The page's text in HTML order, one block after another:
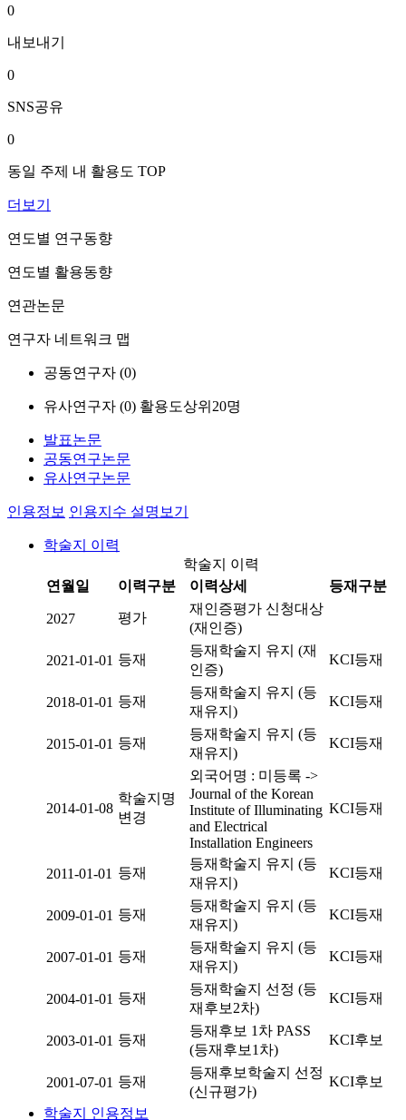
0
내보내기
0
SNS공유
0
동일 주제 내 활용도 TOP
더보기
연도별 연구동향
연도별 활용동향
연관논문
연구자 네트워크 맵
공동연구자 (0)
유사연구자 (0) 활용도상위20명
발표논문
공동연구논문
유사연구논문
인용정보 인용지수 설명보기
학술지 이력
학술지 이력
연월일
이력구분 이력상세 등재구분
2027 평가
재인증평가 신청대상
(재인증)
2021-01-01 등재
등재학술지 유지 (재
인증)
KCI등재
2018-01-01 등재
등재학술지 유지 (등
재유지)
KCI등재
2015-01-01 등재
등재학술지 유지 (등
재유지)
KCI등재
2014-01-08
학술지명
변경
외국어명 : 미등록 ->
Journal of the Korean
Institute of Illuminating
and Electrical
Installation Engineers
KCI등재
2011-01-01 등재
등재학술지 유지 (등
재유지)
KCI등재
2009-01-01 등재
등재학술지 유지 (등
재유지)
KCI등재
2007-01-01 등재
등재학술지 유지 (등
재유지)
KCI등재
2004-01-01 등재
등재학술지 선정 (등
재후보2차)
KCI등재
2003-01-01 등재
등재후보 1차 PASS
(등재후보1차)
KCI후보
2001-07-01 등재
등재후보학술지 선정
(신규평가)
KCI후보
학술지 인용정보